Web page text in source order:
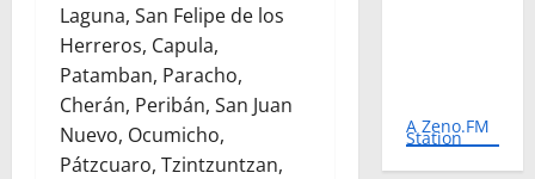
Laguna, San Felipe de los
Herreros, Capula,
Patamban, Paracho,
Cherán, Peribán, San Juan
Nuevo, Ocumicho,
Pátzcuaro, Tzintzuntzan,
A Zeno.FM
Station